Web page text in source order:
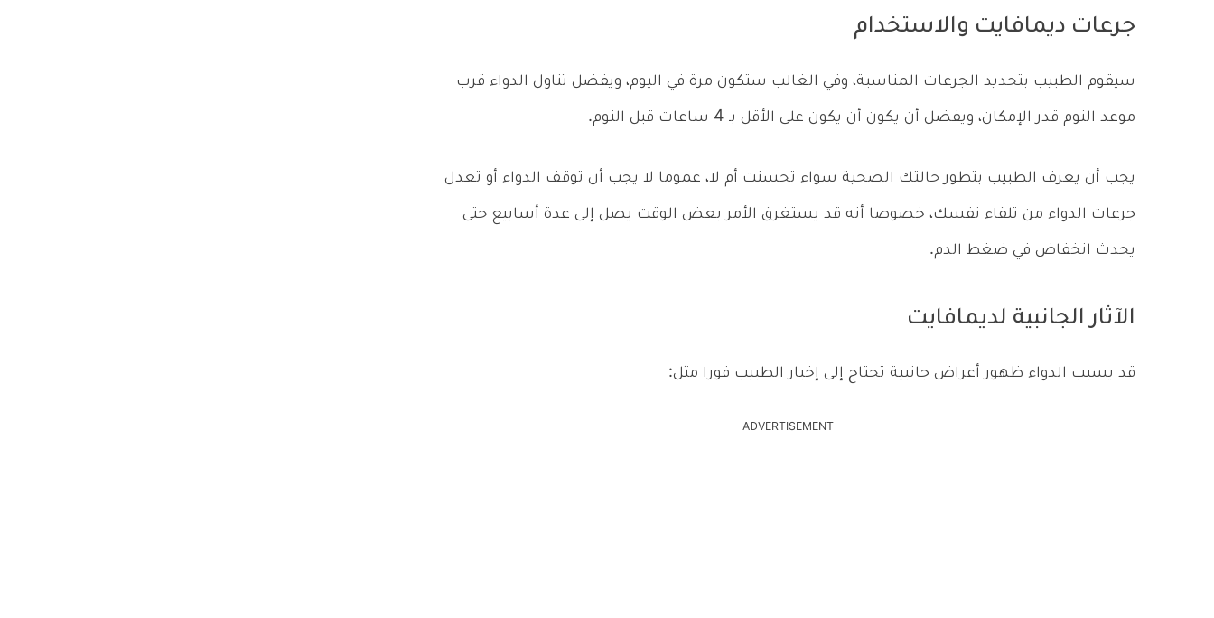
جرعات ديمافايت والاستخدام
سيقوم الطبيب بتحديد الجرعات المناسبة، وفي الغالب ستكون مرة في اليوم، ويفضل تناول الدواء قرب
موعد النوم قدر الإمكان، ويفضل أن يكون أن يكون على الأقل بـ 4 ساعات قبل النوم.
يجب أن يعرف الطبيب بتطور حالتك الصحية سواء تحسنت أم لا، عموما لا يجب أن توقف الدواء أو تعدل
جرعات الدواء من تلقاء نفسك، خصوصا أنه قد يستغرق الأمر بعض الوقت يصل إلى عدة أسابيع حتى
يحدث انخفاض في ضغط الدم.
الآثار الجانبية لديمافايت
قد يسبب الدواء ظهور أعراض جانبية تحتاج إلى إخبار الطبيب فورا مثل:
ADVERTISEMENT